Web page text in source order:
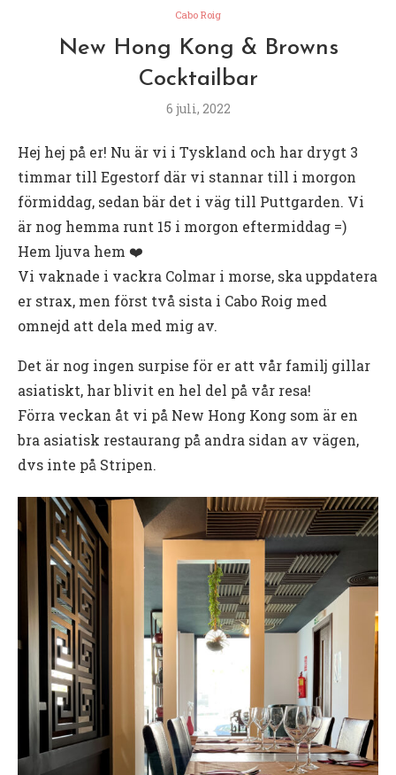
Cabo Roig
New Hong Kong & Browns
Cocktailbar
6 juli, 2022
Hej hej på er! Nu är vi i Tyskland och har drygt 3
timmar till Egestorf där vi stannar till i morgon
förmiddag, sedan bär det i väg till Puttgarden. Vi
är nog hemma runt 15 i morgon eftermiddag =)
Hem ljuva hem ❤️
Vi vaknade i vackra Colmar i morse, ska uppdatera
er strax, men först två sista i Cabo Roig med
omnejd att dela med mig av.
Det är nog ingen surpise för er att vår familj gillar
asiatiskt, har blivit en hel del på vår resa!
Förra veckan åt vi på New Hong Kong som är en
bra asiatisk restaurang på andra sidan av vägen,
dvs inte på Stripen.